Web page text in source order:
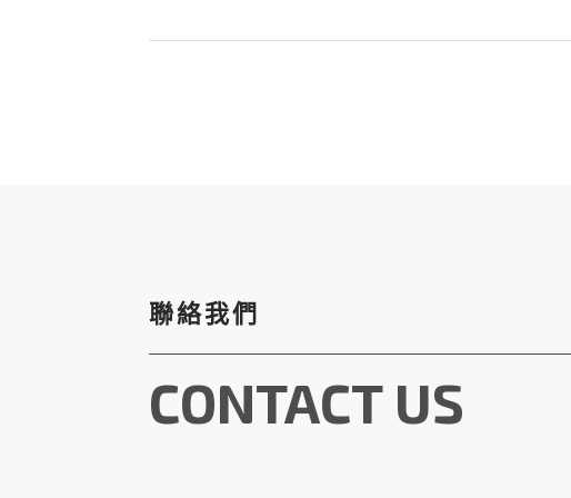
聯絡我們
CONTACT US